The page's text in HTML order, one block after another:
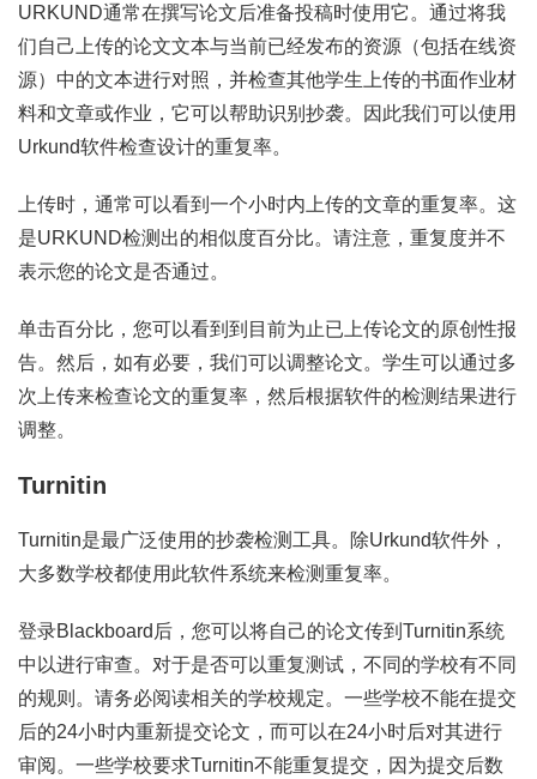
URKUND通常在撰写论文后准备投稿时使用它。通过将我
们自己上传的论文文本与当前已经发布的资源（包括在线资
源）中的文本进行对照，并检查其他学生上传的书面作业材
料和文章或作业，它可以帮助识别抄袭。因此我们可以使用
Urkund软件检查设计的重复率。
上传时，通常可以看到一个小时内上传的文章的重复率。这
是URKUND检测出的相似度百分比。请注意，重复度并不
表示您的论文是否通过。
单击百分比，您可以看到到目前为止已上传论文的原创性报
告。然后，如有必要，我们可以调整论文。学生可以通过多
次上传来检查论文的重复率，然后根据软件的检测结果进行
调整。
Turnitin
Turnitin是最广泛使用的抄袭检测工具。除Urkund软件外，
大多数学校都使用此软件系统来检测重复率。
登录Blackboard后，您可以将自己的论文传到Turnitin系统
中以进行审查。对于是否可以重复测试，不同的学校有不同
的规则。请务必阅读相关的学校规定。一些学校不能在提交
后的24小时内重新提交论文，而可以在24小时后对其进行
审阅。一些学校要求Turnitin不能重复提交，因为提交后数